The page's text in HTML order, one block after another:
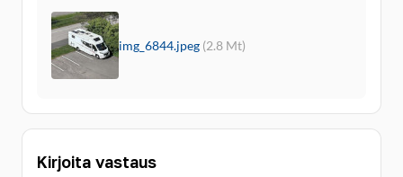
img_6844.jpeg (2.8 Mt)
Kirjoita vastaus